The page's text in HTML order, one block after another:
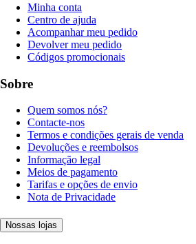
Minha conta
Centro de ajuda
Acompanhar meu pedido
Devolver meu pedido
Códigos promocionais
Sobre
Quem somos nós?
Contacte-nos
Termos e condições gerais de venda
Devoluções e reembolsos
Informação legal
Meios de pagamento
Tarifas e opções de envio
Nota de Privacidade
Nossas lojas